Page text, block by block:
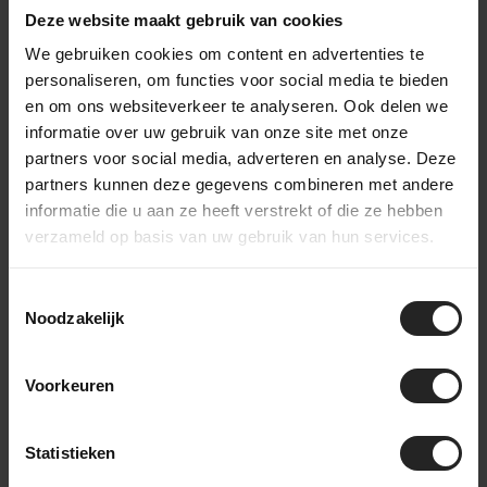
Deze website maakt gebruik van cookies
We gebruiken cookies om content en advertenties te
personaliseren, om functies voor social media te bieden
en om ons websiteverkeer te analyseren. Ook delen we
informatie over uw gebruik van onze site met onze
partners voor social media, adverteren en analyse. Deze
partners kunnen deze gegevens combineren met andere
informatie die u aan ze heeft verstrekt of die ze hebben
verzameld op basis van uw gebruik van hun services.
Noodzakelijk
Voorkeuren
Statistieken
Europese makelij
OPEN kiest bewust voor fabricage binnen Europa. Het frame
duurzaamheid en controle over kwaliteit. Het resultaat: een